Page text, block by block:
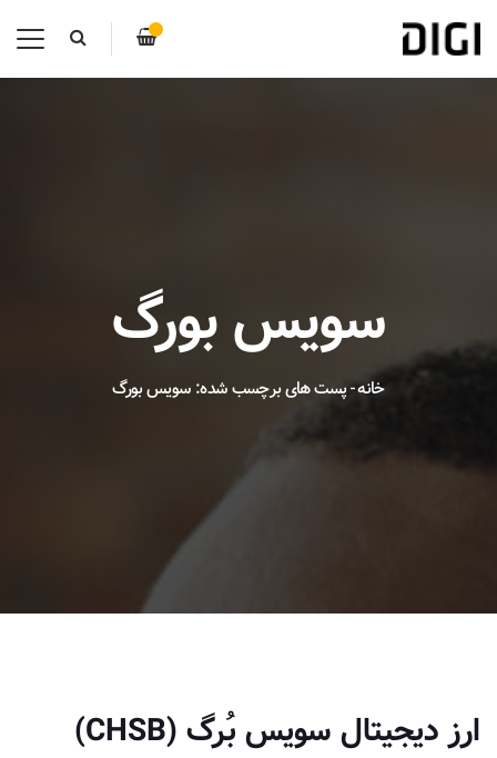
سویس بورگ
خانه-پست های برچسب شده: سویس بورگ
ارز دیجیتال سویس بُرگ (CHSB)